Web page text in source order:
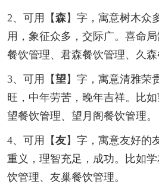
2、可用【森】字，寓意树木众
用，象征众多，交际广。喜命
餐饮管理、君森餐饮管理、久森
3、可用【望】字，寓意清雅荣
旺，中年劳苦，晚年吉祥。比
望餐饮管理、望月阁餐饮管理。
4、可用【友】字，寓意友好的
重义，理智充足，成功。比如
饮管理、友巢餐饮管理。